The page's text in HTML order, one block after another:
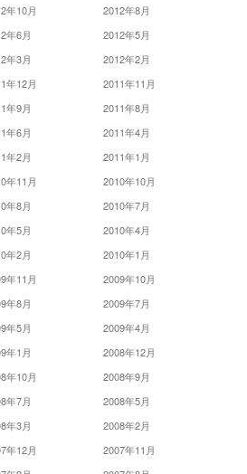
年10月
2012年8月
年6月
2012年5月
年3月
2012年2月
年12月
2011年11月
年9月
2011年8月
年6月
2011年4月
年2月
2011年1月
年11月
2010年10月
年8月
2010年7月
年5月
2010年4月
年2月
2010年1月
年11月
2009年10月
年8月
2009年7月
年5月
2009年4月
年1月
2008年12月
年10月
2008年9月
年7月
2008年5月
年3月
2008年2月
年12月
2007年11月